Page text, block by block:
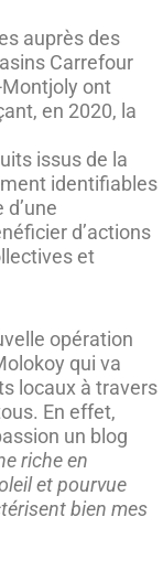
auprès des
Carrefour
ont
en 2020, la
issus de la
identifiables
d’actions
et
opération
qui va
locaux à travers
En effet,
un blog
riche en
et pourvue
bien mes